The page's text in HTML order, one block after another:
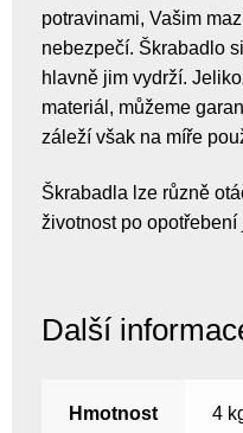
potravinami, Vašim
nebezpečí. Škrabadlo
hlavně jim vydrží.
materiál, můžeme
záleží však na míře
Škrabadla lze různě
životnost po opotřebení
Další
Hmotnost 4